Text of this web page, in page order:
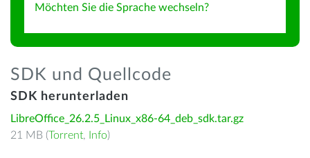
Möchten Sie die Sprache wechseln?
SDK und Quellcode
SDK herunterladen
LibreOffice_26.2.5_Linux_x86-64_deb_sdk.tar.gz
21 MB (Torrent, Info)